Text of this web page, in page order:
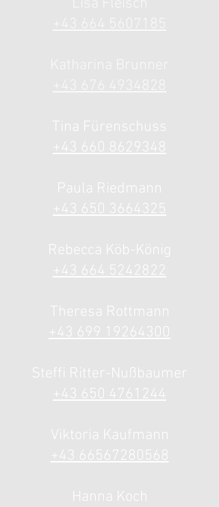
Tina Fürenschuss
+43 660 8629348
Paula Riedmann
+43 650 3664325
Rebecca Köb-König
+43 664 5242822
Theresa Rottmann
+43 699 19264300
Steffi Ritter-Nußbaumer
+43 650 4761244
Viktoria Kaufmann
+43 66567280568
Hanna Koch